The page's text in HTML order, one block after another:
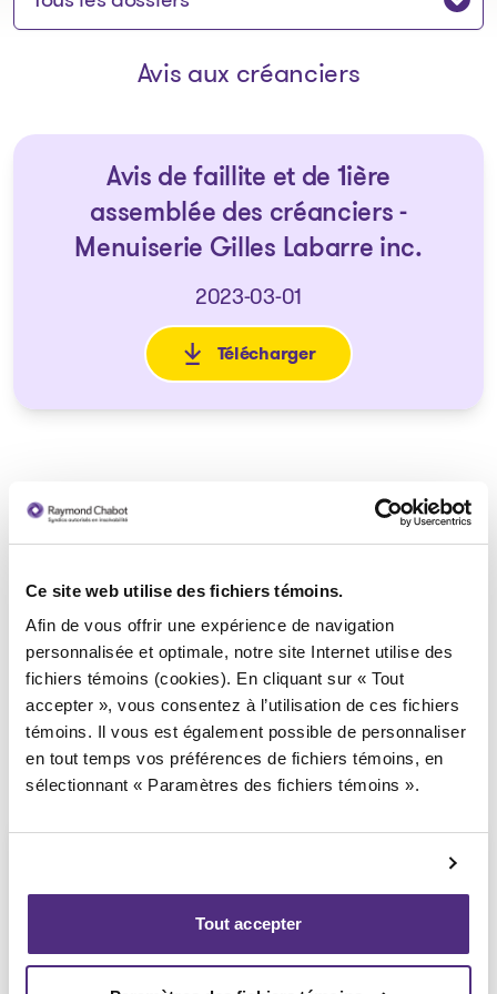
Ce site web utilise des fichiers témoins.
Afin de vous offrir une expérience de navigation
personnalisée et optimale, notre site Internet utilise des
fichiers témoins (cookies). En cliquant sur « Tout
accepter », vous consentez à l’utilisation de ces fichiers
témoins. Il vous est également possible de personnaliser
en tout temps vos préférences de fichiers témoins, en
sélectionnant « Paramètres des fichiers témoins ».
Tout accepter
Avis aux créanciers
Avis de faillite et de 1ière
assemblée des créanciers -
Menuiserie Gilles Labarre inc.
2023-03-01
Télécharger
: Avis de faillite et de 1ière
Syndic responsable du dossier
Yannick Bourassa-Milot